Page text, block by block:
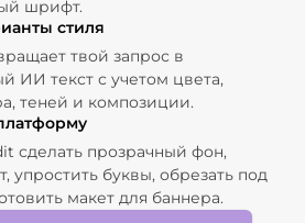
шрифт.
стиля
твой запрос в
ИИ текст с учетом цвета,
теней и композиции.
сделать прозрачный фон,
упростить буквы, обрезать под
макет для баннера.